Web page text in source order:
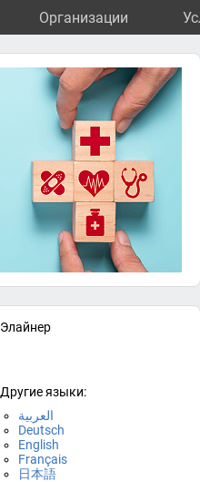
Организации
Элайнер
Другие языки:
العربية
Deutsch
English
Français
日本語